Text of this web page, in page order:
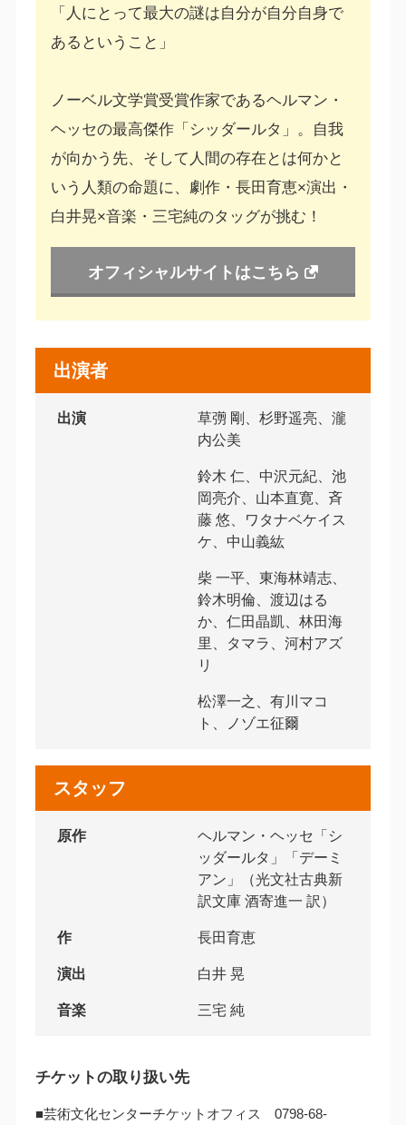
「人にとって最大の謎は自分が自分自身で
あるということ」
ノーベル文学賞受賞作家であるヘルマン・
ヘッセの最高傑作「シッダールタ」。自我
が向かう先、そして人間の存在とは何かと
いう人類の命題に、劇作・長田育恵×演出・
白井晃×音楽・三宅純のタッグが挑む！
オフィシャルサイトはこちら
出演者
出演
草彅 剛、杉野遥亮、瀧
内公美
鈴木 仁、中沢元紀、池
岡亮介、山本直寛、斉
藤 悠、ワタナベケイス
ケ、中山義紘
柴 一平、東海林靖志、
鈴木明倫、渡辺はる
か、仁田晶凱、林田海
里、タマラ、河村アズ
リ
松澤一之、有川マコ
ト、ノゾエ征爾
スタッフ
原作
ヘルマン・ヘッセ「シ
ッダールタ」「デーミ
アン」（光文社古典新
訳文庫 酒寄進一 訳）
作 長田育恵
演出 白井 晃
音楽 三宅 純
チケットの取り扱い先
■芸術文化センターチケットオフィス 0798-68-